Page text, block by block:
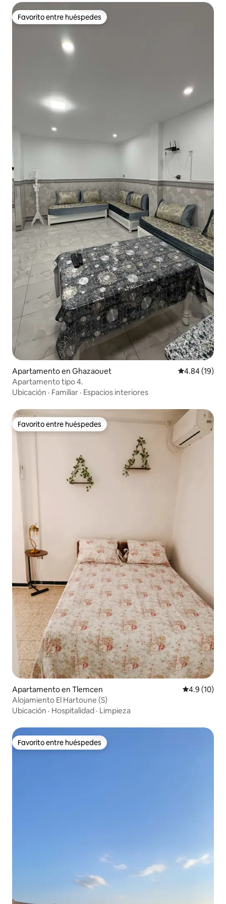
Favorito entre huéspedes
Favorito entre huéspedes
Apartamento en Ghazaouet Calificación
4.84 (19)
Apartamento tipo 4.
Ubicación · Familiar · Espacios interiores
Favorito entre huéspedes
Favorito entre huéspedes
Apartamento en Tlemcen Calificación
4.9 (10)
Alojamiento El Hartoune (S)
Ubicación · Hospitalidad · Limpieza
Favorito entre huéspedes
Favorito entre huéspedes